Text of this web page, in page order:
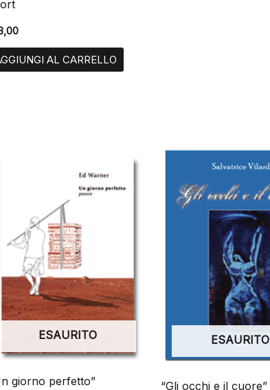
AL CARRELLO
ESAURITO
giorno perfetto”
ESAURITO
“Gli occhi e il cuore”